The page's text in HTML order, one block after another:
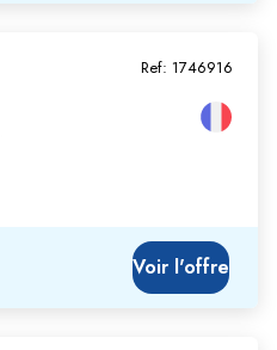
Ref: 1746916
Voir l'offre